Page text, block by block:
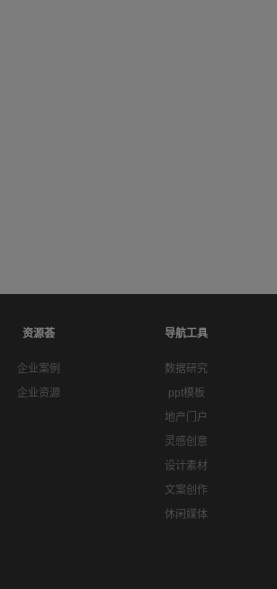
资源荟
企业案例
企业资源
导航工具
数据研究
ppt模板
地产门户
灵感创意
设计素材
文案创作
休闲媒体